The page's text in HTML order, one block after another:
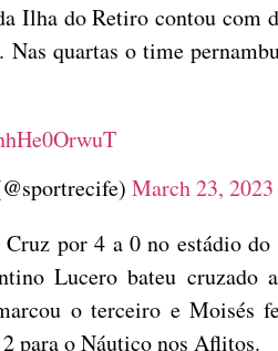
Ilha do Retiro contou com
Nas quartas o time
March 23, 2023
por 4 a 0 no estádio
Lucero bateu
o terceiro e
para o Náutico nos Aflitos.